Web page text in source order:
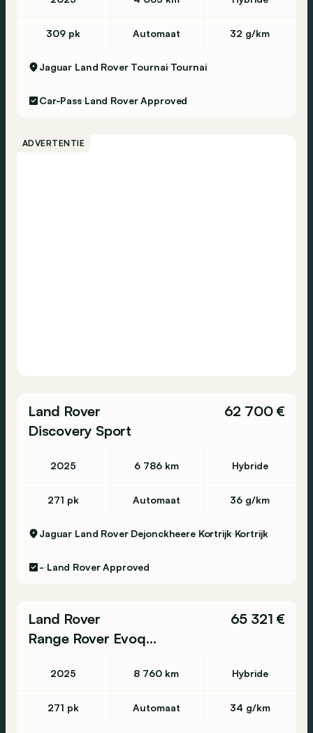
309 pk Automaat 32 g/km
Jaguar Land Rover Tournai Tournai
Car-Pass Land Rover Approved
ADVERTENTIE
Land Rover
Discovery Sport
62 700 €
2025 6 786 km Hybride
271 pk Automaat 36 g/km
Jaguar Land Rover Dejonckheere Kortrijk Kortrijk
- Land Rover Approved
Land Rover
Range Rover Evoque
65 321 €
2025 8 760 km Hybride
271 pk Automaat 34 g/km